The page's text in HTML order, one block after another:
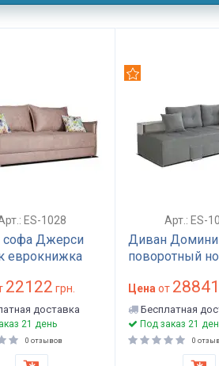
ES-1028
Джерси
еврокнижка
22122 грн.
доставка
21 день
0 отзывов
Арт.: ES-
Диван Домини
поворотный
Цена от 28841
Бесплатная
Под заказ 21
0